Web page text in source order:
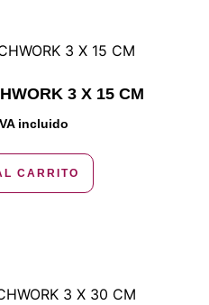
3 X 15 CM
incluido
CARRITO